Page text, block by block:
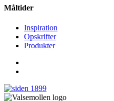
Måltider
Inspiration
Opskrifter
Produkter